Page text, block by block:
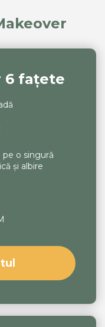
6 fațete
o singură
și albire